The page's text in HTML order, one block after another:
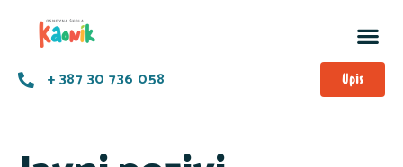
+ 387 30 736 058 Upis